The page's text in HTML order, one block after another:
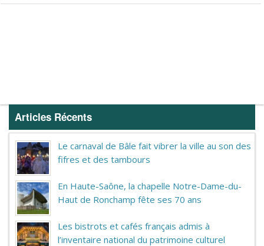
Articles Récents
Le carnaval de Bâle fait vibrer la ville au son des
fifres et des tambours
En Haute-Saône, la chapelle Notre-Dame-du-
Haut de Ronchamp fête ses 70 ans
Les bistrots et cafés français admis à
l’inventaire national du patrimoine culturel